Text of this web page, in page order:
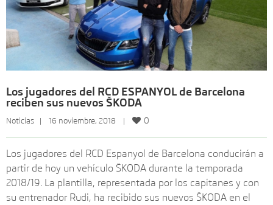
Los jugadores del RCD ESPANYOL de Barcelona
reciben sus nuevos ŠKODA
Noticias
   |    16 noviembre, 2018    |
0
Los jugadores del RCD Espanyol de Barcelona conducirán a
partir de hoy un vehículo ŠKODA durante la temporada
2018/19. La plantilla, representada por los capitanes y con
su entrenador Rudi, ha recibido sus nuevos ŠKODA en el